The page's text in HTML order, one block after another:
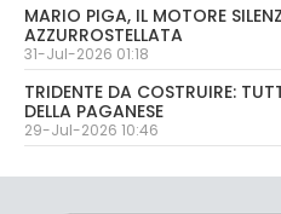
MARIO PIGA, IL MOTORE
AZZURROSTELLATA
31-Jul-2026 01:18
TRIDENTE DA COSTRUIRE:
DELLA PAGANESE
29-Jul-2026 10:46